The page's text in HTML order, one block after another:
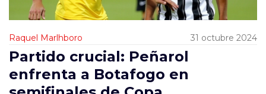
Raquel Marlhboro 31 octubre 2024
Partido crucial: Peñarol
enfrenta a Botafogo en